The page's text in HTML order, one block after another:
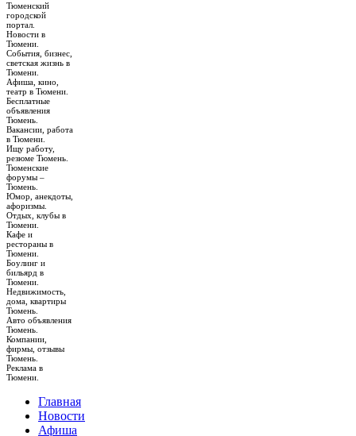
Тюменский
городской
портал.
Новости в
Тюмени.
События, бизнес,
светская жизнь в
Тюмени.
Афиша, кино,
театр в Тюмени.
Бесплатные
объявления
Тюмень.
Вакансии, работа
в Тюмени.
Ищу работу,
резюме Тюмень.
Тюменские
форумы –
Тюмень.
Юмор, анекдоты,
афоризмы.
Отдых, клубы в
Тюмени.
Кафе и
рестораны в
Тюмени.
Боулинг и
бильярд в
Тюмени.
Недвижимость,
дома, квартиры
Тюмень.
Авто объявления
Тюмень.
Компании,
фирмы, отзывы
Тюмень.
Реклама в
Тюмени.
Главная
Новости
Афиша